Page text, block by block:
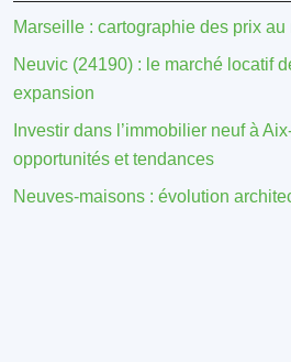
Marseille : cartographie des prix au
Neuvic (24190) : le marché locatif
expansion
Investir dans l’immobilier neuf à
opportunités et tendances
Neuves-maisons : évolution